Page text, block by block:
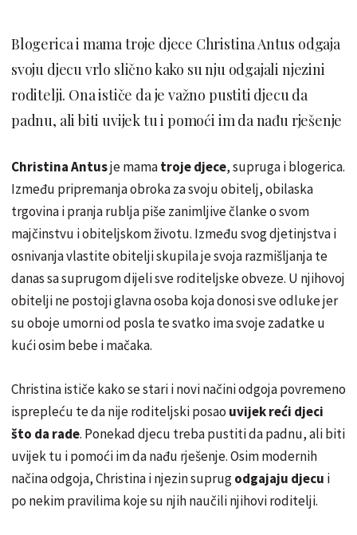
Blogerica i mama troje djece Christina Antus odgaja
svoju djecu vrlo slično kako su nju odgajali njezini
roditelji. Ona ističe da je važno pustiti djecu da
padnu, ali biti uvijek tu i pomoći im da nađu rješenje
Christina Antusje mamatroje djece, supruga i blogerica.
Između pripremanja obroka za svoju obitelj, obilaska
trgovina i pranja rublja piše zanimljive članke o svom
majčinstvu i obiteljskom životu. Između svog djetinjstva i
osnivanja vlastite obitelji skupila je svoja razmišljanja te
danas sa suprugom dijeli sve roditeljske obveze. U njihovoj
obitelji ne postoji glavna osoba koja donosi sve odluke jer
su oboje umorni od posla te svatko ima svoje zadatke u
kući osim bebe i mačaka.
Christina ističe kako se stari i novi načini odgoja povremeno
isprepleću te da nije roditeljski posao uvijek reći djeci
što da rade. Ponekad djecu treba pustiti da padnu, ali biti
uvijek tu i pomoći im da nađu rješenje. Osim modernih
načina odgoja, Christina i njezin suprugodgajaju djecu i
po nekim pravilima koje su njih naučili njihovi roditelji.